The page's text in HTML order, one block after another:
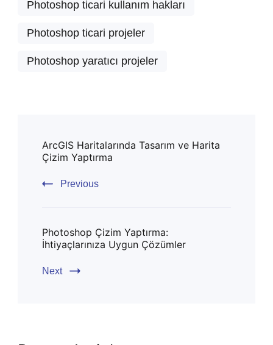
Photoshop ticari kullanım hakları
Photoshop ticari projeler
Photoshop yaratıcı projeler
Navigation
ArcGIS Haritalarında Tasarım ve Harita
Çizim Yaptırma
Previous
Photoshop Çizim Yaptırma:
İhtiyaçlarınıza Uygun Çözümler
Next